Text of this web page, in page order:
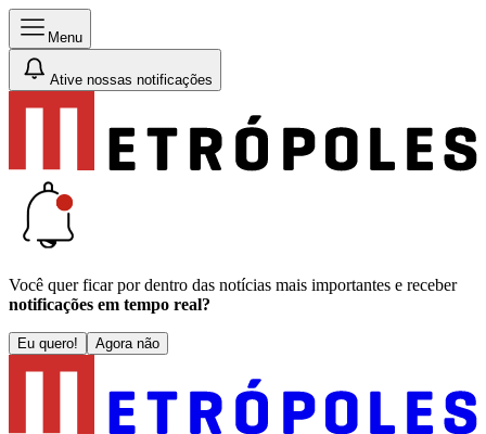
Menu
Ative nossas notificações
Você quer ficar por dentro das notícias mais importantes e receber
notificações em tempo real?
Eu quero! Agora não